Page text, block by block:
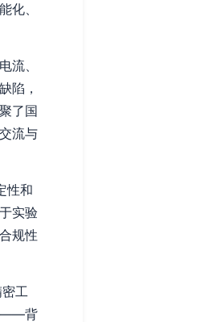
化、
流、
陷，
了国
流与
性和
实验
规性
工
——背